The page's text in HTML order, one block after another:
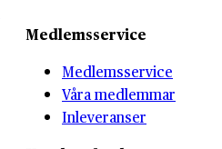
Medlemsservice
Medlemsservice
Våra medlemmar
Inleveranser